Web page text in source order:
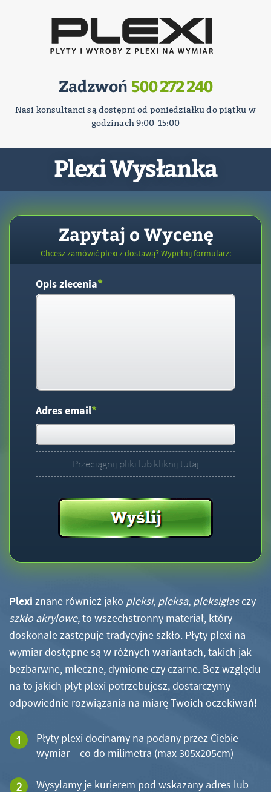
Zadzwoń 500 272 240
Nasi konsultanci są dostępni od poniedziałku do piątku w
godzinach 9:00-15:00
Plexi Wysłanka
Zapytaj o Wycenę
Chcesz zamówić plexi z dostawą? Wypełnij formularz:
Opis zlecenia*
Adres email*
Przeciągnij pliki lub kliknij tutaj
Plexi znane również jako pleksi, pleksa, pleksiglasczy
szkło akrylowe, to wszechstronny materiał, który
doskonale zastępuje tradycyjne szkło. Płyty plexi na
wymiar dostępne są w różnych wariantach, takich jak
bezbarwne, mleczne, dymione czy czarne. Bez względu
na to jakich płyt plexi potrzebujesz, dostarczymy
odpowiednie rozwiązania na miarę Twoich oczekiwań!
Płyty plexi docinamy na podany przez Ciebie
wymiar – co do milimetra (max 305x205cm)
Wysyłamy je kurierem pod wskazany adres lub